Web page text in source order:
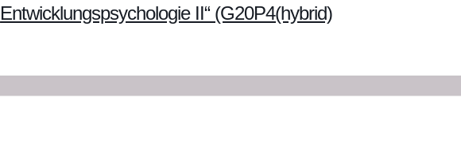
Entwicklungspsychologie II“ (G20P4(hybrid)